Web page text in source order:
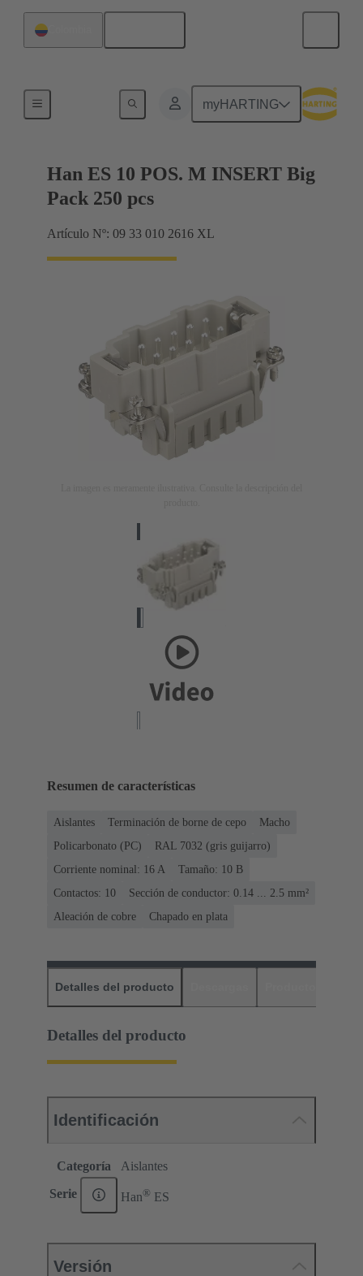
myHARTING
Corrientes hasta 16 A
Han ES 10 POS. M INSERT Big
Pack 250 pcs
Artículo Nº: 09 33 010 2616 XL
Resumen de características
Aislantes Terminación de borne de cepo
Macho
Policarbonato (PC)
RAL 7032 (gris guijarro)
Corriente nominal: ‌16 A
Tamaño: 10 B
Contactos: 10
Sección de conductor: 0.14 ... 2.5 mm²
Aleación de cobre
Chapado en plata
Detalles del producto
Detalles del producto
Identificación
Categoría Aislantes
Serie Han® ES
Versión